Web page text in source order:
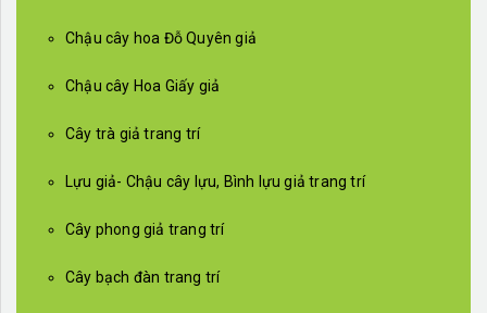
Chậu cây hoa Đỗ Quyên giả
Chậu cây Hoa Giấy giả
Cây trà giả trang trí
Lựu giả- Chậu cây lựu, Bình lựu giả trang trí
Cây phong giả trang trí
Cây bạch đàn trang trí